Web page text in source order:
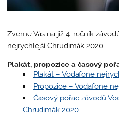
Zveme Vás na již 4. ročník
nejrychlejší Chrudimák 2020.
Plakát, propozice a časový
Plakát – Vodafone
Propozice – Vodafone
Časový pořad závodů
Chrudimák 2020